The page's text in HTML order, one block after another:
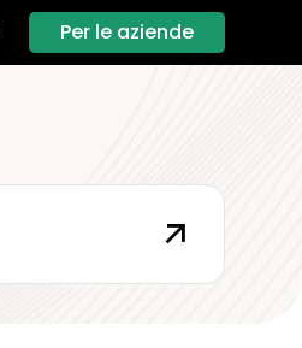
Per le aziende